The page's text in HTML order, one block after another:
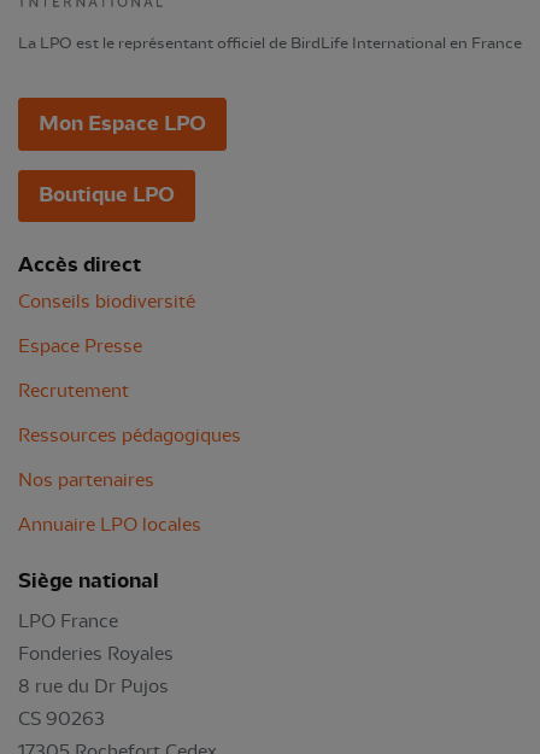
La LPO est le représentant officiel de BirdLife International en France
Mon Espace LPO
Boutique LPO
Accès direct
Conseils biodiversité
Espace Presse
Recrutement
Ressources pédagogiques
Nos partenaires
Annuaire LPO locales
Siège national
LPO France
Fonderies Royales
8 rue du Dr Pujos
CS 90263